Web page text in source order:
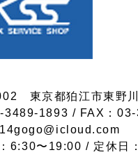
東京都狛江市東野
3489-1893 / FAX：
6:30〜19:00 / 定休日